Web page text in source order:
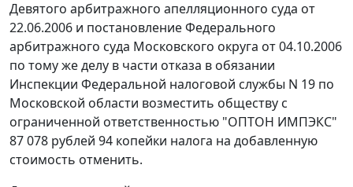
Девятого арбитражного апелляционного суда от
22.06.2006 и постановление Федерального
арбитражного суда Московского округа от 04.10.2006
по тому же делу в части отказа в обязании
Инспекции Федеральной налоговой службы N 19 по
Московской области возместить обществу с
ограниченной ответственностью "ОПТОН ИМПЭКС"
87 078 рублей 94 копейки налога на добавленную
стоимость отменить.